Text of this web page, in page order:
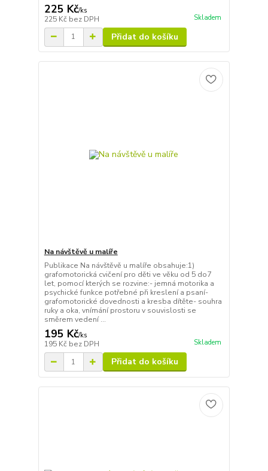
225 Kč/ks
225 Kč bez DPH Skladem
Přidat do košíku
Na návštěvě u malíře
Publikace Na návštěvě u malíře obsahuje:1)
grafomotorická cvičení pro děti ve věku od 5 do7
let, pomocí kterých se rozvine:- jemná motorika a
psychické funkce potřebné při kreslení a psaní-
grafomotorické dovednosti a kresba dítěte- souhra
ruky a oka, vnímání prostoru v souvislosti se
směrem vedení ...
195 Kč/ks
195 Kč bez DPH Skladem
Přidat do košíku